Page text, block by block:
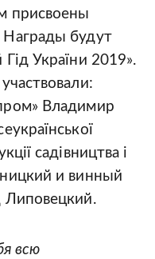
присвоены
будут
України 2019».
Владимир
садівництва і
и винный
Липовецкий.
всю